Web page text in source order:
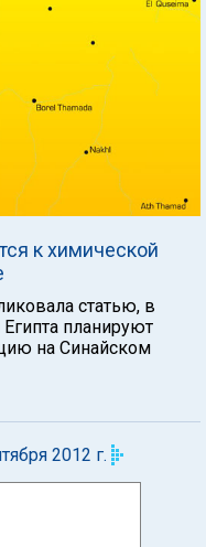
к химической
статью, в
Египта планируют
на Синайском
2012 г.